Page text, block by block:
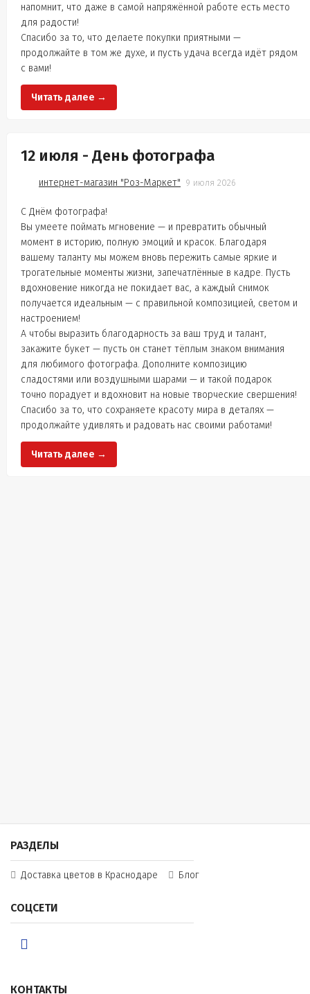
напомнит, что даже в самой напряжённой работе есть место
для радости!
Спасибо за то, что делаете покупки приятными —
продолжайте в том же духе, и пусть удача всегда идёт рядом
с вами!
Читать далее →
12 июля - День фотографа
интернет-магазин "Роз-Маркет" 9 июля 2026
С Днём фотографа!
Вы умеете поймать мгновение — и превратить обычный
момент в историю, полную эмоций и красок. Благодаря
вашему таланту мы можем вновь пережить самые яркие и
трогательные моменты жизни, запечатлённые в кадре. Пусть
вдохновение никогда не покидает вас, а каждый снимок
получается идеальным — с правильной композицией, светом и
настроением!
А чтобы выразить благодарность за ваш труд и талант,
закажите букет — пусть он станет тёплым знаком внимания
для любимого фотографа. Дополните композицию
сладостями или воздушными шарами — и такой подарок
точно порадует и вдохновит на новые творческие свершения!
Спасибо за то, что сохраняете красоту мира в деталях —
продолжайте удивлять и радовать нас своими работами!
Читать далее →
КОНТАКТЫ
РАЗДЕЛЫ
Доставка цветов в Краснодаре Блог
СОЦСЕТИ